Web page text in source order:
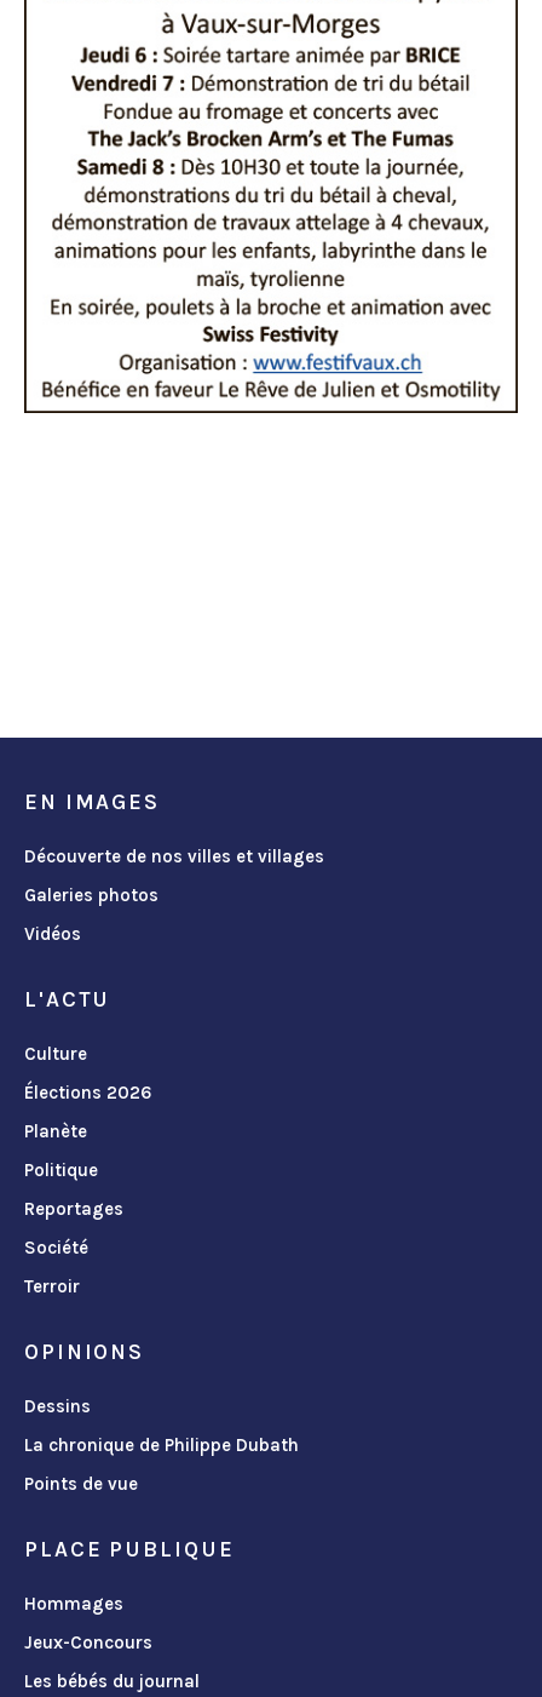
EN IMAGES
Découverte de nos villes et villages
Galeries photos
Vidéos
L'ACTU
Culture
Élections 2026
Planète
Politique
Reportages
Société
Terroir
OPINIONS
Dessins
La chronique de Philippe Dubath
Points de vue
PLACE PUBLIQUE
Hommages
Jeux-Concours
Les bébés du journal